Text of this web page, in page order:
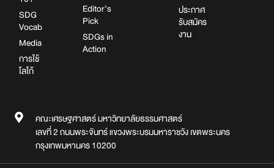
SDG
Vocab
Media
การใช้
โลโก้
Editor’s
Pick
SDGs in
Action
ประกาศ
รับสมัคร
งาน
คณะเศรษฐศาสตร์ มหาวิทยาลัยธรรมศาสตร์
เลขที่ 2 ถนนพระจันทร์ แขวงพระบรมมหาราชวัง เขตพระนคร
กรุงเทพมหานคร 10200